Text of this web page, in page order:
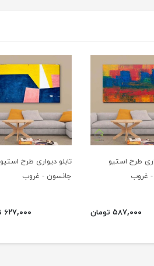
طرح استیو
غروب
۵۸۷,۰۰۰ تومان
تابلو دیواری طرح استیو
جانسون - غروب
۶۲۷,۰۰۰ تومان